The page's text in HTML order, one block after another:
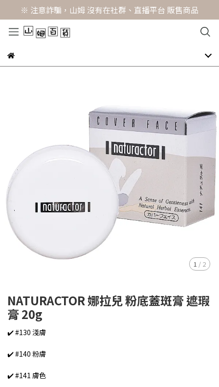
※ 注意詐騙，山姆 沒有在社群、直播平台 販售商品
1 / 2
NATURACTOR 娜拉兒 粉底蓋斑膏 遮瑕
膏 20g
✔️ #130 淺膚
✔️ #140 粉膚
✔️ #141 膚色